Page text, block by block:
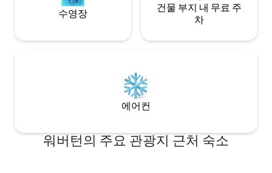
수영장
건물 부지 내 무료 주
차
에어컨
워버턴의 주요 관광지 근처 숙소